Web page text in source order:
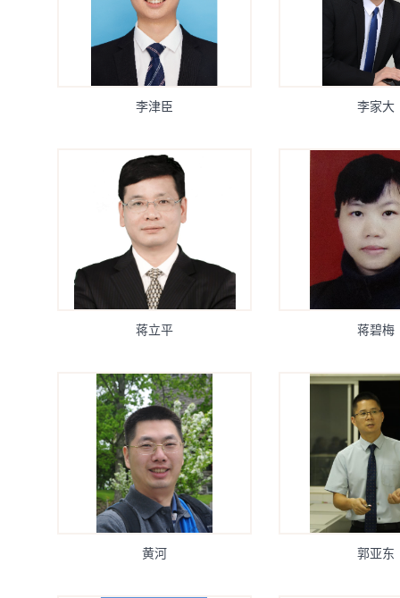
李津臣 李家大
蒋立平 蒋碧梅
黄河 郭亚东